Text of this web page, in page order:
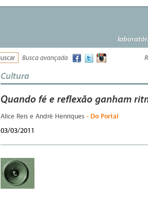
Busca avançada
Cultura
Quando fé e reflexão ganham
Alice Reis e André Henriques - Do Portal
03/03/2011